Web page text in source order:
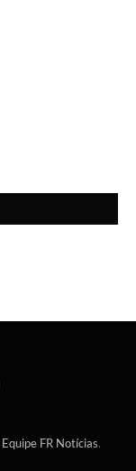
Equipe FR Notícias.